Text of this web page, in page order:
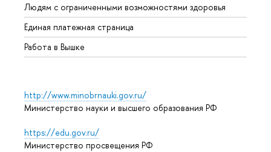
Людям с ограниченными возможностями здоровья
Единая платежная страница
Работа в Вышке
http://www.minobrnauki.gov.ru/
Министерство науки и высшего образования РФ
https://edu.gov.ru/
Министерство просвещения РФ